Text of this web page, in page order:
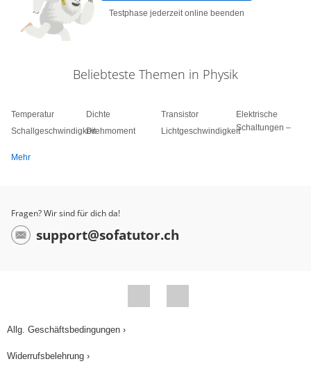
Testphase jederzeit online beenden
Beliebteste Themen in Physik
Temperatur
Schallgeschwindigkeit
Dichte
Drehmoment
Transistor
Lichtgeschwindigkeit
Elektrische
Schaltungen –
Mehr
Fragen? Wir sind für dich da!
support@sofatutor.ch
Allg. Geschäftsbedingungen ›
Widerrufsbelehrung ›